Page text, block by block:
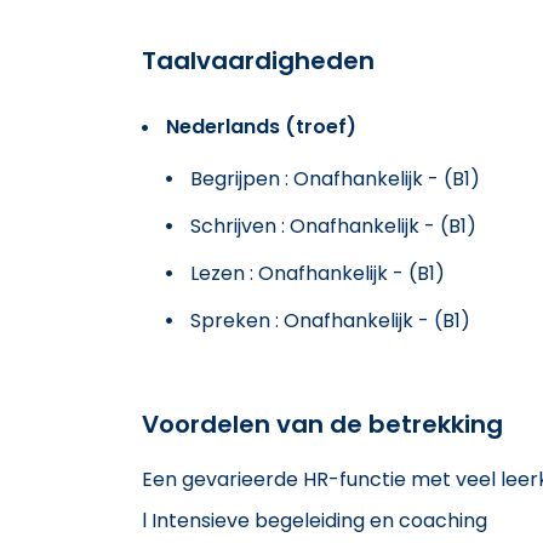
Taalvaardigheden
Nederlands (troef)
Begrijpen : Onafhankelijk - (B1)
Schrijven : Onafhankelijk - (B1)
Lezen : Onafhankelijk - (B1)
Spreken : Onafhankelijk - (B1)
Voordelen van de betrekking
Een gevarieerde HR-functie met veel
l Intensieve begeleiding en coaching